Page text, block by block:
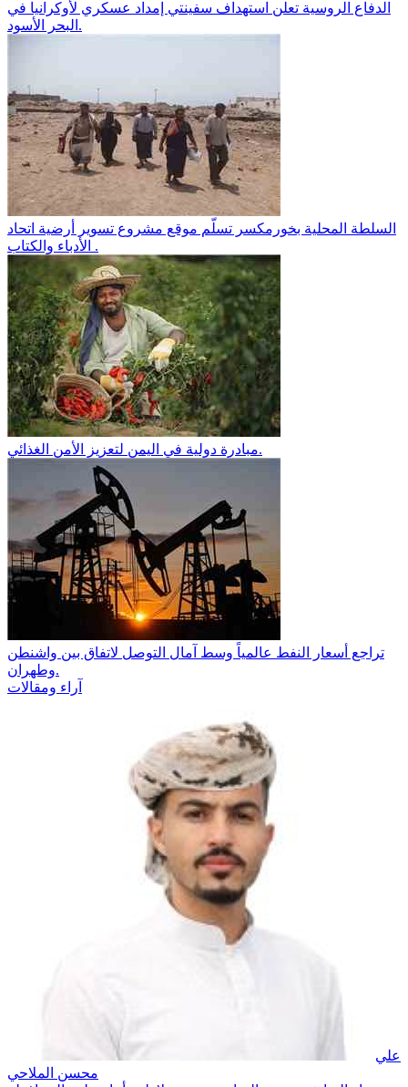
الدفاع الروسية تعلن استهداف سفينتي إمداد عسكري لأوكرانيا في
البحر الأسود.
السلطة المحلية بخورمكسر تسلّم موقع مشروع تسوير أرضية اتحاد
الأدباء والكتاب .
مبادرة دولية في اليمن لتعزيز الأمن الغذائي.
تراجع أسعار النفط عالمياً وسط آمال التوصل لاتفاق بين واشنطن
وطهران.
آراء ومقالات
علي
محسن الملاحي